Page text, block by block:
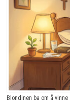
Blondinen ba om å